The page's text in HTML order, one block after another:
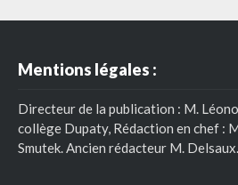
Mentions légales :
Directeur de la publication : M.
collège Dupaty, Rédaction en chef :
Smutek. Ancien rédacteur M. Delsaux.